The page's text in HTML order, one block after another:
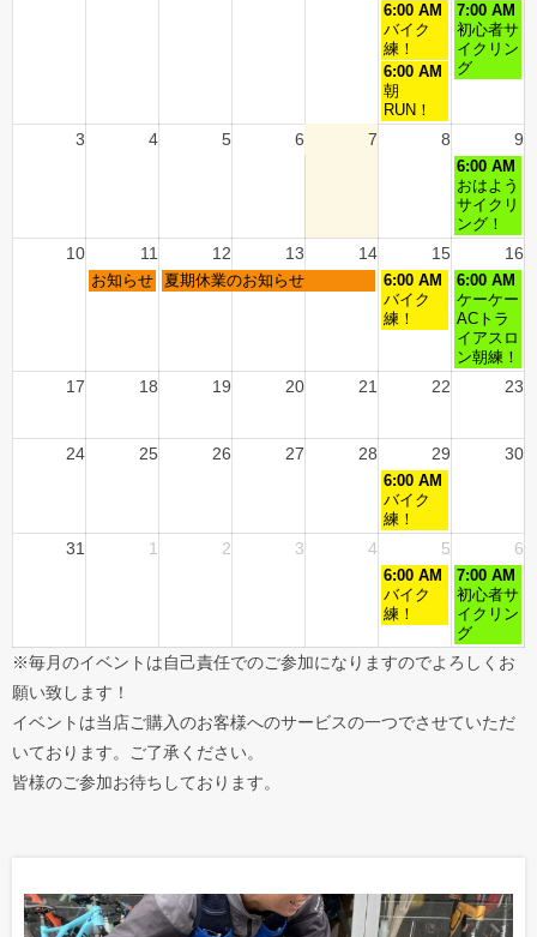
6:00 AM
バイク
練！
7:00 AM
初心者サ
イクリン
グ
6:00 AM
朝
RUN！
3 4 5 6 7 8 9
6:00 AM
おはよう
サイクリ
ング！
10 11 12 13 14 15 16
お知らせ 夏期休業のお知らせ
6:00 AM
バイク
練！
6:00 AM
ケーケー
ACトラ
イアスロ
ン朝練！
17 18 19 20 21 22 23
24 25 26 27 28 29 30
6:00 AM
バイク
練！
31 1 2 3 4 5 6
6:00 AM
バイク
練！
7:00 AM
初心者サ
イクリン
グ
※毎月のイベントは自己責任でのご参加になりますのでよろしくお
願い致します！
イベントは当店ご購入のお客様へのサービスの一つでさせていただ
いております。ご了承ください。
皆様のご参加お待ちしております。